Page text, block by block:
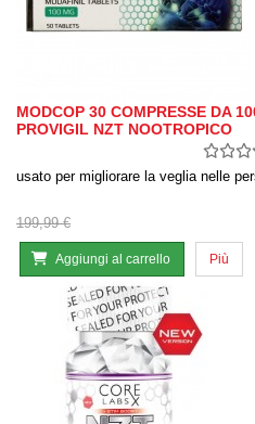
MODCOP 30 COMPRESSE DA
PROVIGIL NZT NOOTROPICO
usato per migliorare la veglia nelle
199,99 €
Aggiungi al carrello Più